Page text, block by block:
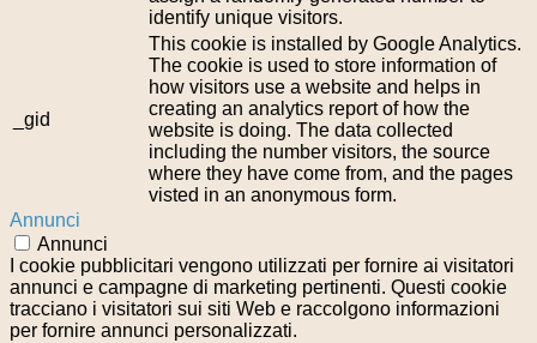
identify unique visitors.
_gid
This cookie is installed by Google Analytics.
The cookie is used to store information of
how visitors use a website and helps in
creating an analytics report of how the
website is doing. The data collected
including the number visitors, the source
where they have come from, and the pages
visted in an anonymous form.
Annunci
Annunci
I cookie pubblicitari vengono utilizzati per fornire ai visitatori
annunci e campagne di marketing pertinenti. Questi cookie
tracciano i visitatori sui siti Web e raccolgono informazioni
per fornire annunci personalizzati.